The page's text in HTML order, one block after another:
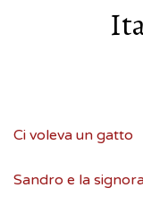
Ci voleva un gatto
Sandro e la